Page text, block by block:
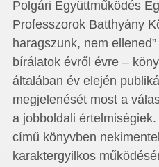
Polgári Együttműködés
Professzorok Batthyány
haragszunk, nem
bírálatok évről évre –
általában év elején
megjelenését most a
a jobboldali
című könyvben
karaktergyilkos